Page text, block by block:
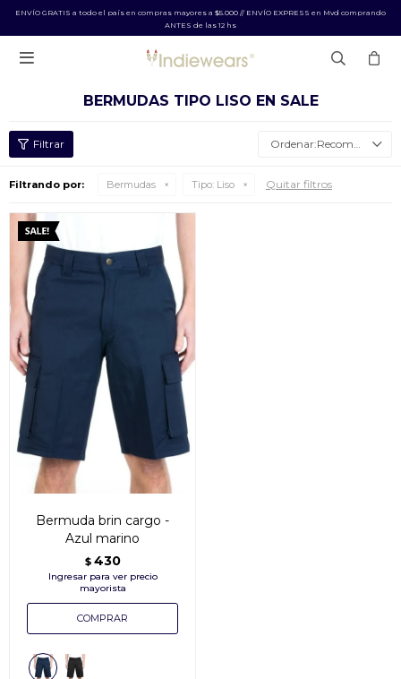
ENVÍO GRATIS a todo el país en compras mayores a $5.000 // ENVÍO EXPRESS en Mvd comprando
ANTES de las 12 hs

BERMUDAS TIPO LISO EN SALE
Recomendados
Filtrando por: Bermudas Tipo: Liso Quitar filtros
Bermuda brin cargo -
Azul marino
$ 430